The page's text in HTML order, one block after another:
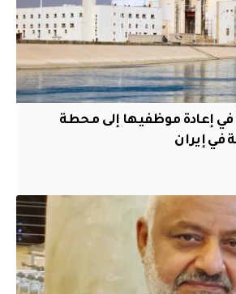
في إعادة موظفيها إلى محطة
في إيران